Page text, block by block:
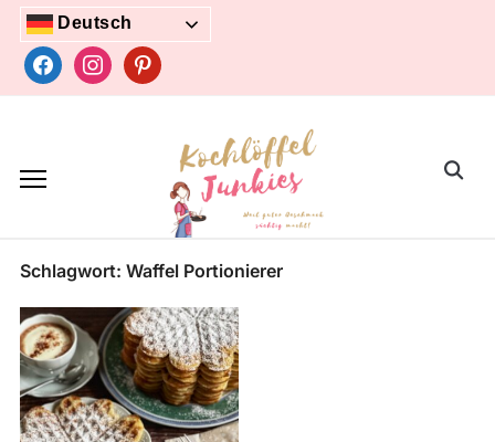
Skip
content
Deutsch
facebookinstagrampinterest
Search
Schlagwort: Waffel Portionierer